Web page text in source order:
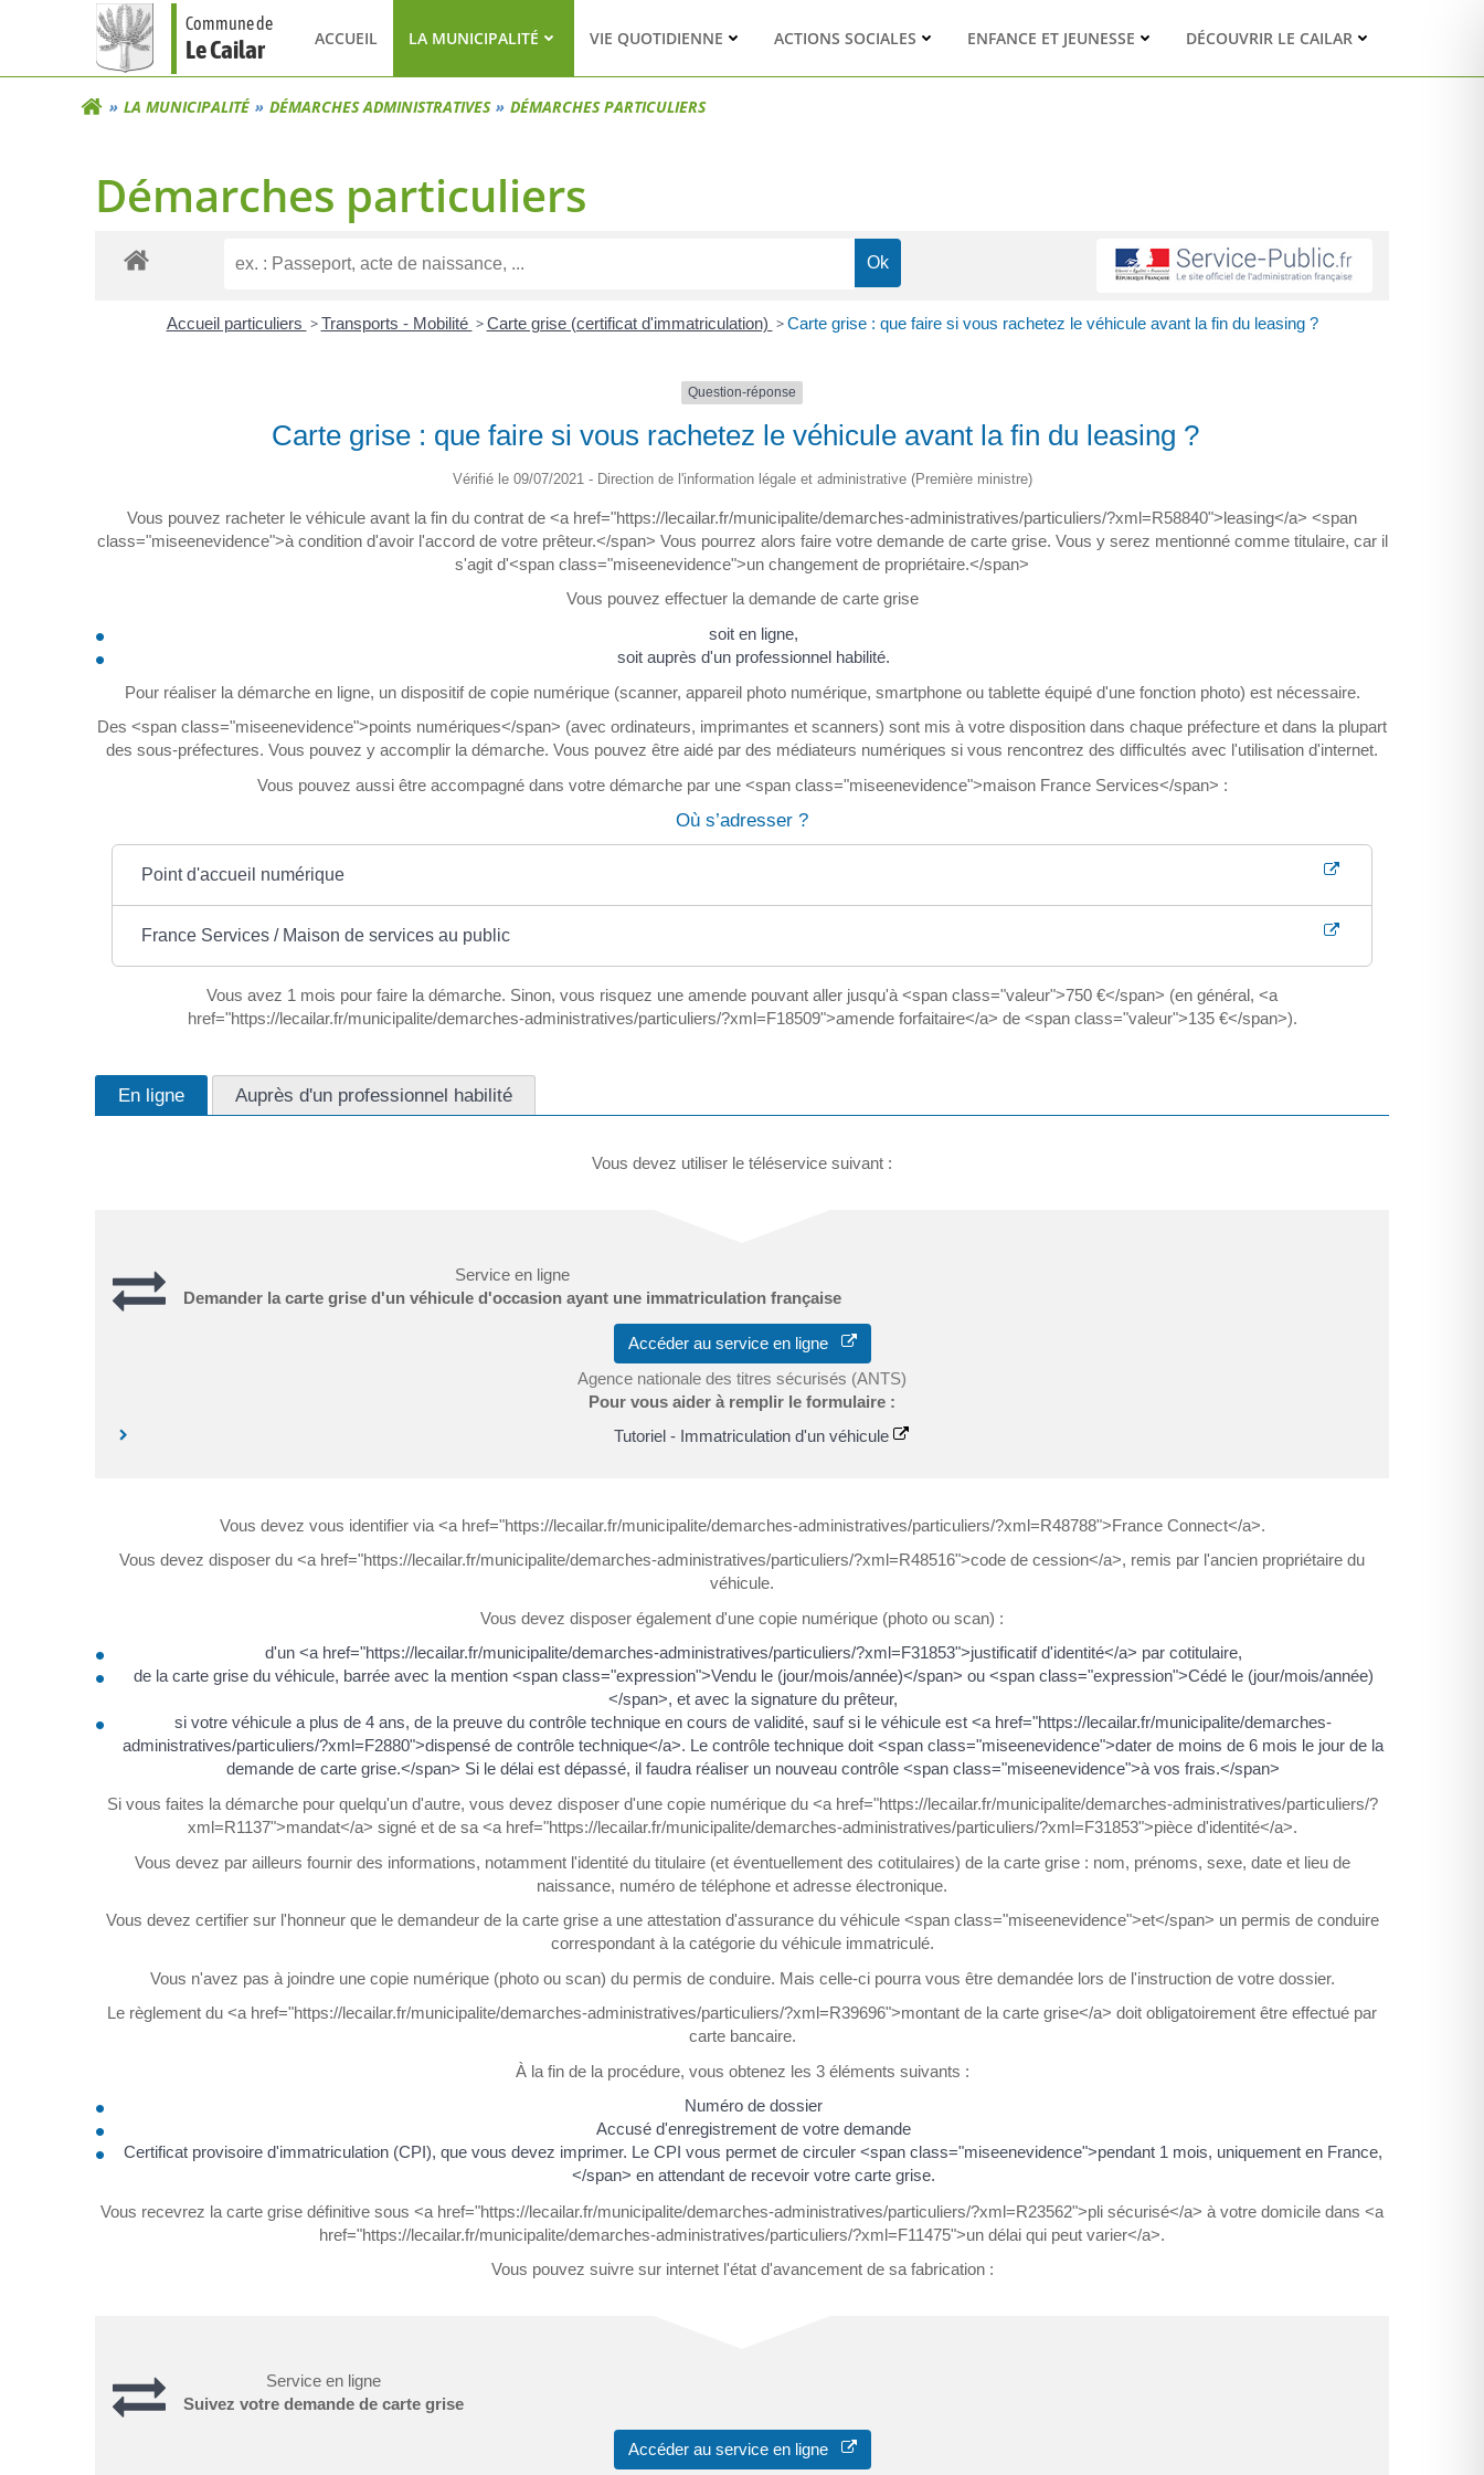
Commune de
Le Cailar ACCUEIL LA MUNICIPALITÉ VIE QUOTIDIENNE ACTIONS SOCIALES ENFANCE ET JEUNESSE DÉCOUVRIR LE CAILAR
LA MUNICIPALITÉ DÉMARCHES ADMINISTRATIVES DÉMARCHES PARTICULIERS
Démarches particuliers
Accueil particuliers > Transports - Mobilité > Carte grise (certificat d'immatriculation) > Carte grise : que faire si vous rachetez le véhicule avant la fin du leasing ?
Question-réponse
Carte grise : que faire si vous rachetez le véhicule avant la fin du leasing ?
Vérifié le 09/07/2021 - Direction de l'information légale et administrative (Première ministre)
Vous pouvez racheter le véhicule avant la fin du contrat de <a href="https://lecailar.fr/municipalite/demarches-administratives/particuliers/?xml=R58840">leasing</a> <span
class="miseenevidence">à condition d'avoir l'accord de votre prêteur.</span> Vous pourrez alors faire votre demande de carte grise. Vous y serez mentionné comme titulaire, car il
s'agit d'<span class="miseenevidence">un changement de propriétaire.</span>
Vous pouvez effectuer la demande de carte grise
soit en ligne,
soit auprès d'un professionnel habilité.
Pour réaliser la démarche en ligne, un dispositif de copie numérique (scanner, appareil photo numérique, smartphone ou tablette équipé d'une fonction photo) est nécessaire.
Des <span class="miseenevidence">points numériques</span> (avec ordinateurs, imprimantes et scanners) sont mis à votre disposition dans chaque préfecture et dans la plupart
des sous-préfectures. Vous pouvez y accomplir la démarche. Vous pouvez être aidé par des médiateurs numériques si vous rencontrez des difficultés avec l'utilisation d'internet.
Vous pouvez aussi être accompagné dans votre démarche par une <span class="miseenevidence">maison France Services</span> :
Où s’adresser ?
Point d'accueil numérique
France Services / Maison de services au public
Vous avez 1 mois pour faire la démarche. Sinon, vous risquez une amende pouvant aller jusqu'à <span class="valeur">750 €</span> (en général, <a
href="https://lecailar.fr/municipalite/demarches-administratives/particuliers/?xml=F18509">amende forfaitaire</a> de <span class="valeur">135 €</span>).
En ligne Auprès d'un professionnel habilité
Vous devez utiliser le téléservice suivant :
Service en ligne
Demander la carte grise d'un véhicule d'occasion ayant une immatriculation française
Accéder au service en ligne
Agence nationale des titres sécurisés (ANTS)
Pour vous aider à remplir le formulaire :
Tutoriel - Immatriculation d'un véhicule
Vous devez vous identifier via <a href="https://lecailar.fr/municipalite/demarches-administratives/particuliers/?xml=R48788">France Connect</a>.
Vous devez disposer du <a href="https://lecailar.fr/municipalite/demarches-administratives/particuliers/?xml=R48516">code de cession</a>, remis par l'ancien propriétaire du
véhicule.
Vous devez disposer également d'une copie numérique (photo ou scan) :
d'un <a href="https://lecailar.fr/municipalite/demarches-administratives/particuliers/?xml=F31853">justificatif d'identité</a> par cotitulaire,
de la carte grise du véhicule, barrée avec la mention <span class="expression">Vendu le (jour/mois/année)</span> ou <span class="expression">Cédé le (jour/mois/année)
</span>, et avec la signature du prêteur,
si votre véhicule a plus de 4 ans, de la preuve du contrôle technique en cours de validité, sauf si le véhicule est <a href="https://lecailar.fr/municipalite/demarches-
administratives/particuliers/?xml=F2880">dispensé de contrôle technique</a>. Le contrôle technique doit <span class="miseenevidence">dater de moins de 6 mois le jour de la
demande de carte grise.</span> Si le délai est dépassé, il faudra réaliser un nouveau contrôle <span class="miseenevidence">à vos frais.</span>
Si vous faites la démarche pour quelqu'un d'autre, vous devez disposer d'une copie numérique du <a href="https://lecailar.fr/municipalite/demarches-administratives/particuliers/?
xml=R1137">mandat</a> signé et de sa <a href="https://lecailar.fr/municipalite/demarches-administratives/particuliers/?xml=F31853">pièce d'identité</a>.
Vous devez par ailleurs fournir des informations, notamment l'identité du titulaire (et éventuellement des cotitulaires) de la carte grise : nom, prénoms, sexe, date et lieu de
naissance, numéro de téléphone et adresse électronique.
Vous devez certifier sur l'honneur que le demandeur de la carte grise a une attestation d'assurance du véhicule <span class="miseenevidence">et</span> un permis de conduire
correspondant à la catégorie du véhicule immatriculé.
Vous n'avez pas à joindre une copie numérique (photo ou scan) du permis de conduire. Mais celle-ci pourra vous être demandée lors de l'instruction de votre dossier.
Le règlement du <a href="https://lecailar.fr/municipalite/demarches-administratives/particuliers/?xml=R39696">montant de la carte grise</a> doit obligatoirement être effectué par
carte bancaire.
À la fin de la procédure, vous obtenez les 3 éléments suivants :
Numéro de dossier
Accusé d'enregistrement de votre demande
Certificat provisoire d'immatriculation (CPI), que vous devez imprimer. Le CPI vous permet de circuler <span class="miseenevidence">pendant 1 mois, uniquement en France,
</span> en attendant de recevoir votre carte grise.
Vous recevrez la carte grise définitive sous <a href="https://lecailar.fr/municipalite/demarches-administratives/particuliers/?xml=R23562">pli sécurisé</a> à votre domicile dans <a
href="https://lecailar.fr/municipalite/demarches-administratives/particuliers/?xml=F11475">un délai qui peut varier</a>.
Vous pouvez suivre sur internet l'état d'avancement de sa fabrication :
Service en ligne
Suivez votre demande de carte grise
Accéder au service en ligne